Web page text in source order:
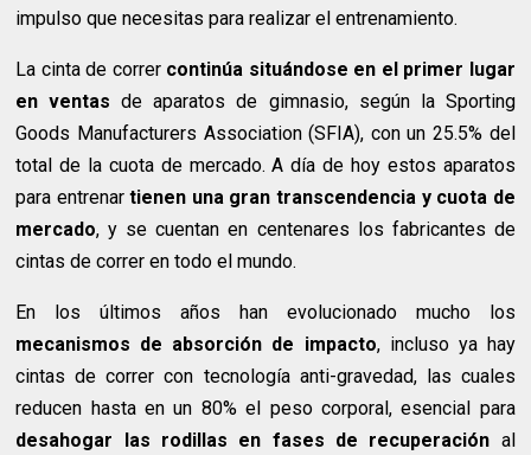
impulso que necesitas para realizar el entrenamiento.
La cinta de correr continúa situándose en el primer lugar
en ventas de aparatos de gimnasio, según la Sporting
Goods Manufacturers Association (SFIA), con un 25.5% del
total de la cuota de mercado. A día de hoy estos aparatos
para entrenartienen una gran transcendencia y cuota de
mercado, y se cuentan en centenares los fabricantes de
cintas de correr en todo el mundo.
En los últimos años han evolucionado mucho los
mecanismos de absorción de impacto, incluso ya hay
cintas de correr con tecnología anti-gravedad, las cuales
reducen hasta en un 80% el peso corporal, esencial para
desahogar las rodillas en fases de recuperación al